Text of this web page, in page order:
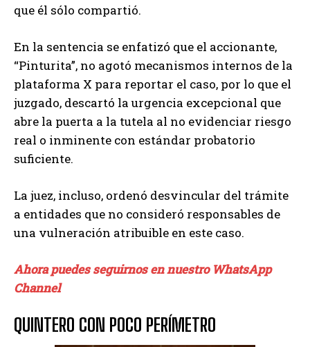
que él sólo compartió.
En la sentencia se enfatizó que el accionante,
“Pinturita”, no agotó mecanismos internos de la
plataforma X para reportar el caso, por lo que el
juzgado, descartó la urgencia excepcional que
abre la puerta a la tutela al no evidenciar riesgo
real o inminente con estándar probatorio
suficiente.
La juez, incluso, ordenó desvincular del trámite
a entidades que no consideró responsables de
una vulneración atribuible en este caso.
Ahora puedes seguirnos en nuestro WhatsApp
Channel
QUINTERO CON POCO PERÍMETRO